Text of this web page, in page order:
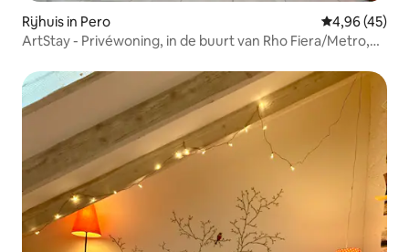
Rijhuis in Pero Gemiddelde
4,96 (45)
ArtStay - Privéwoning, in de buurt van Rho Fiera/Metro,